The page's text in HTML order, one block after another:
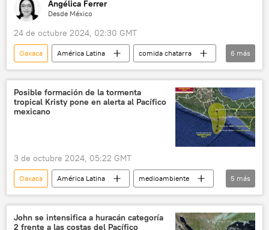
Angélica Ferrer
Desde México
24 de octubre 2024, 02:30 GMT
Oaxaca América Latina
comida chatarra
💬 Opinión y Análisis
México
obesidad infantil
sobrepeso
sociedad
alimentos saludables
6 más
Posible formación de la tormenta
tropical Kristy pone en alerta al Pacífico
mexicano
3 de octubre 2024, 05:22 GMT
Oaxaca América Latina
medioambiente
Guerrero
Chiapas
Comisión Nacional del Agua (México)
5 más
John se intensifica a huracán categoría
2 frente a las costas del Pacífico